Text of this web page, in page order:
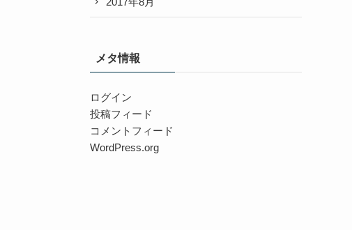
メタ情報
ログイン
投稿フィード
コメントフィード
WordPress.org